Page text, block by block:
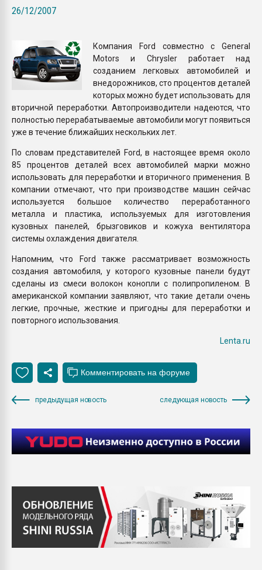
26/12/2007
Компания Ford совместно с General
Motors и Chrysler работает над
созданием легковых автомобилей и
внедорожников, сто процентов деталей
которых можно будет использовать для
вторичной переработки. Автопроизводители надеются, что
полностью перерабатываемые автомобили могут появиться
уже в течение ближайших нескольких лет.
По словам представителей Ford, в настоящее время около
85 процентов деталей всех автомобилей марки можно
использовать для переработки и вторичного применения. В
компании отмечают, что при производстве машин сейчас
используется большое количество переработанного
металла и пластика, используемых для изготовления
кузовных панелей, брызговиков и кожуха вентилятора
системы охлаждения двигателя.
Напомним, что Ford также рассматривает возможность
создания автомобиля, у которого кузовные панели будут
сделаны из смеси волокон конопли с полипропиленом. В
американской компании заявляют, что такие детали очень
легкие, прочные, жесткие и пригодны для переработки и
повторного использования.
Lenta.ru
предыдущая новость следующая новость